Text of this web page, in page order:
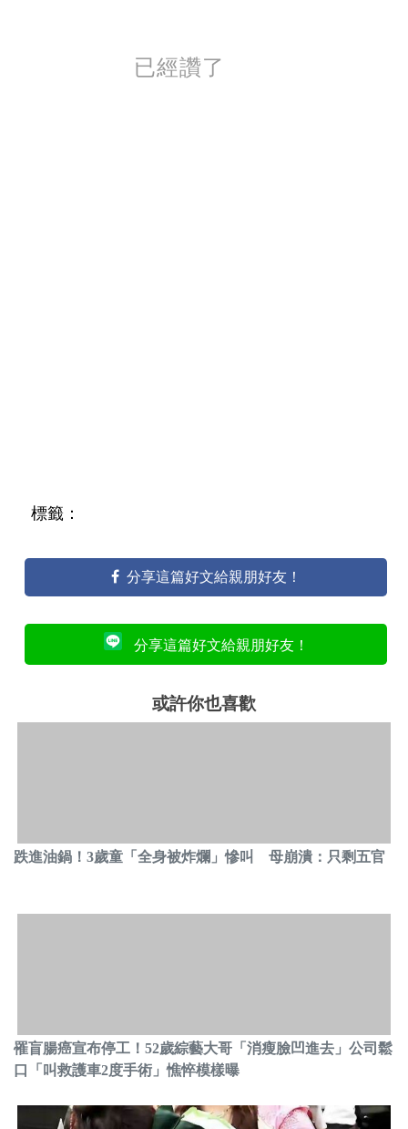
已經讚了
標籤：
分享這篇好文給親朋好友！
分享這篇好文給親朋好友！
或許你也喜歡
跌進油鍋！3歲童「全身被炸爛」慘叫 母崩潰：只剩五官
罹盲腸癌宣布停工！52歲綜藝大哥「消瘦臉凹進去」公司鬆
口「叫救護車2度手術」憔悴模樣曝